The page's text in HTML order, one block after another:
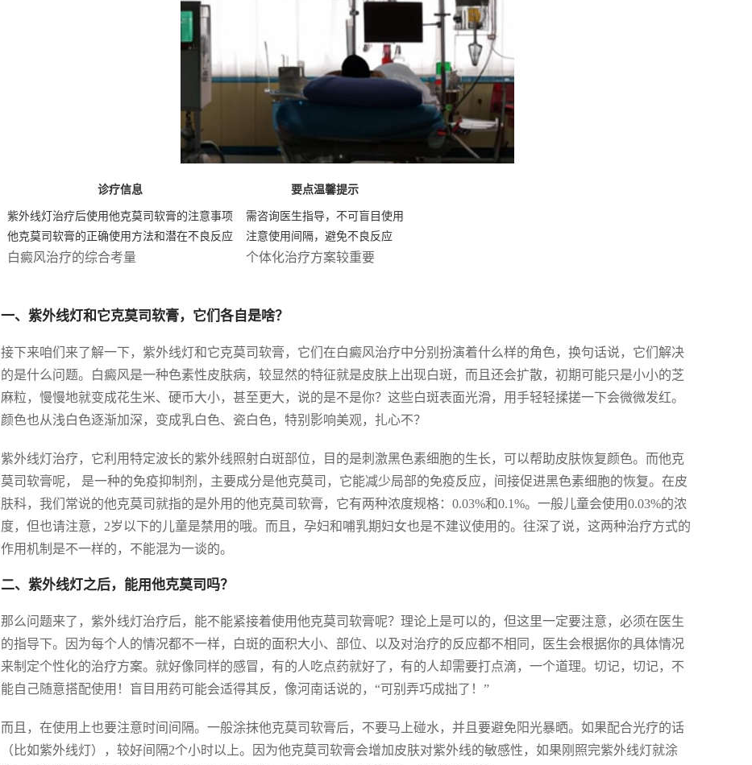
诊疗信息 要点温馨提示
紫外线灯治疗后使用他克莫司软膏的注意事项
他克莫司软膏的正确使用方法和潜在不良反应
白癜风治疗的综合考量
需咨询医生指导，不可盲目使用
注意使用间隔，避免不良反应
个体化治疗方案较重要
一、紫外线灯和它克莫司软膏，它们各自是啥？
接下来咱们来了解一下，紫外线灯和它克莫司软膏，它们在白癜风治疗中分别扮演着什么样的角色，换句话说，它们解决
的是什么问题。白癜风是一种色素性皮肤病，较显然的特征就是皮肤上出现白斑，而且还会扩散，初期可能只是小小的芝
麻粒，慢慢地就变成花生米、硬币大小，甚至更大，说的是不是你？这些白斑表面光滑，用手轻轻揉搓一下会微微发红。
颜色也从浅白色逐渐加深，变成乳白色、瓷白色，特别影响美观，扎心不？
紫外线灯治疗，它利用特定波长的紫外线照射白斑部位，目的是刺激黑色素细胞的生长，可以帮助皮肤恢复颜色。而他克
莫司软膏呢， 是一种的免疫抑制剂，主要成分是他克莫司，它能减少局部的免疫反应，间接促进黑色素细胞的恢复。在皮
肤科，我们常说的他克莫司就指的是外用的他克莫司软膏，它有两种浓度规格：0.03%和0.1%。一般儿童会使用0.03%的浓
度，但也请注意，2岁以下的儿童是禁用的哦。而且，孕妇和哺乳期妇女也是不建议使用的。往深了说，这两种治疗方式的
作用机制是不一样的，不能混为一谈的。
二、紫外线灯之后，能用他克莫司吗？
那么问题来了，紫外线灯治疗后，能不能紧接着使用他克莫司软膏呢？理论上是可以的，但这里一定要注意，必须在医生
的指导下。因为每个人的情况都不一样，白斑的面积大小、部位、以及对治疗的反应都不相同，医生会根据你的具体情况
来制定个性化的治疗方案。就好像同样的感冒，有的人吃点药就好了，有的人却需要打点滴，一个道理。切记，切记，不
能自己随意搭配使用！盲目用药可能会适得其反，像河南话说的，“可别弄巧成拙了！”
而且，在使用上也要注意时间间隔。一般涂抹他克莫司软膏后，不要马上碰水，并且要避免阳光暴晒。如果配合光疗的话
（比如紫外线灯），较好间隔2个小时以上。因为他克莫司软膏会增加皮肤对紫外线的敏感性，如果刚照完紫外线灯就涂